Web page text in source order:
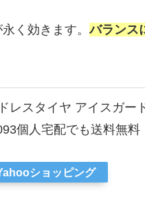
く効きます。バランス
レスタイヤ アイスガー
個人宅配でも送料無料
ショッピング